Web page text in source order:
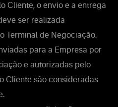
Cliente, o envio e a entrega
ser realizada
Terminal de Negociação.
para a Empresa por
e autorizadas pelo
Cliente são consideradas